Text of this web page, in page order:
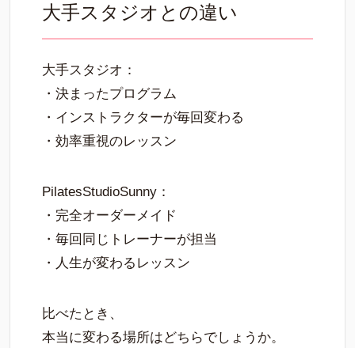
大手スタジオとの違い
大手スタジオ：
・決まったプログラム
・インストラクターが毎回変わる
・効率重視のレッスン
PilatesStudioSunny：
・完全オーダーメイド
・毎回同じトレーナーが担当
・人生が変わるレッスン
比べたとき、
本当に変わる場所はどちらでしょうか。